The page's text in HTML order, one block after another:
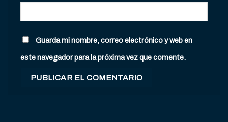
Guarda mi nombre, correo electrónico y web en
este navegador para la próxima vez que comente.